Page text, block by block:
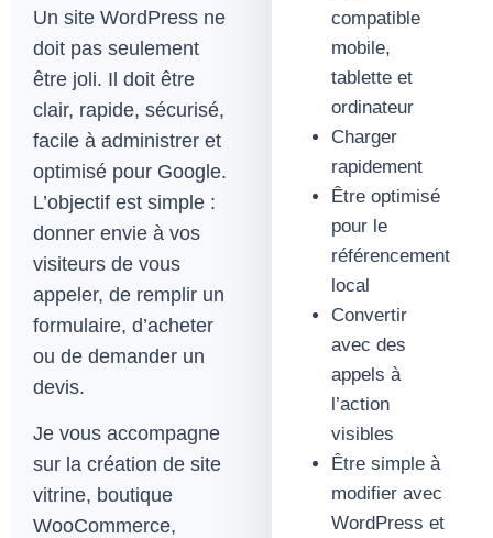
Un site WordPress ne
doit pas seulement
être joli. Il doit être
clair, rapide, sécurisé,
facile à administrer et
optimisé pour Google.
L’objectif est simple :
donner envie à vos
visiteurs de vous
appeler, de remplir un
formulaire, d’acheter
ou de demander un
devis.
Je vous accompagne
sur la création de site
vitrine, boutique
WooCommerce,
compatible
mobile,
tablette et
ordinateur
Charger
rapidement
Être optimisé
pour le
référencement
local
Convertir
avec des
appels à
l’action
visibles
Être simple à
modifier avec
WordPress et